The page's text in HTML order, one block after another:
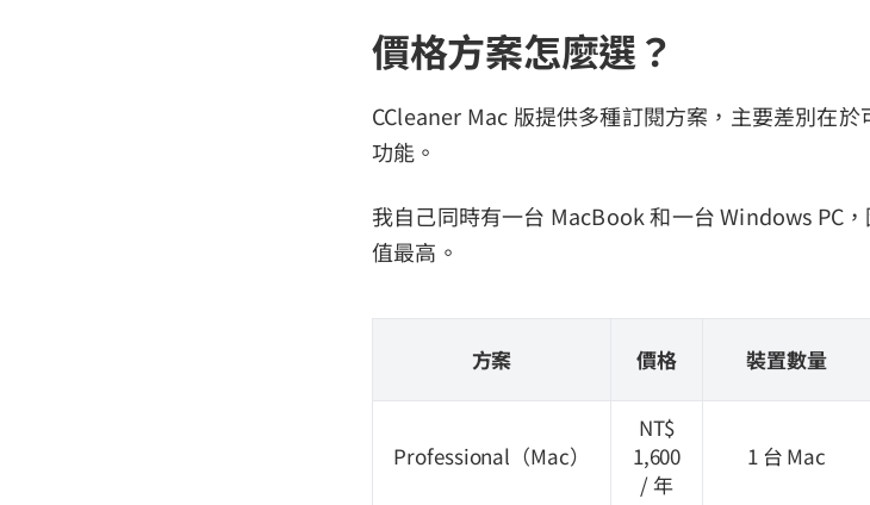
價格方案怎麼選？
CCleaner Mac 版提供多種訂閱方案，主要差別在
功能。
我自己同時有一台 MacBook 和一台 Windows PC
值最高。
方案 價格 裝置數量
Professional（Mac）
NT$
1,600
/ 年
1 台 Mac